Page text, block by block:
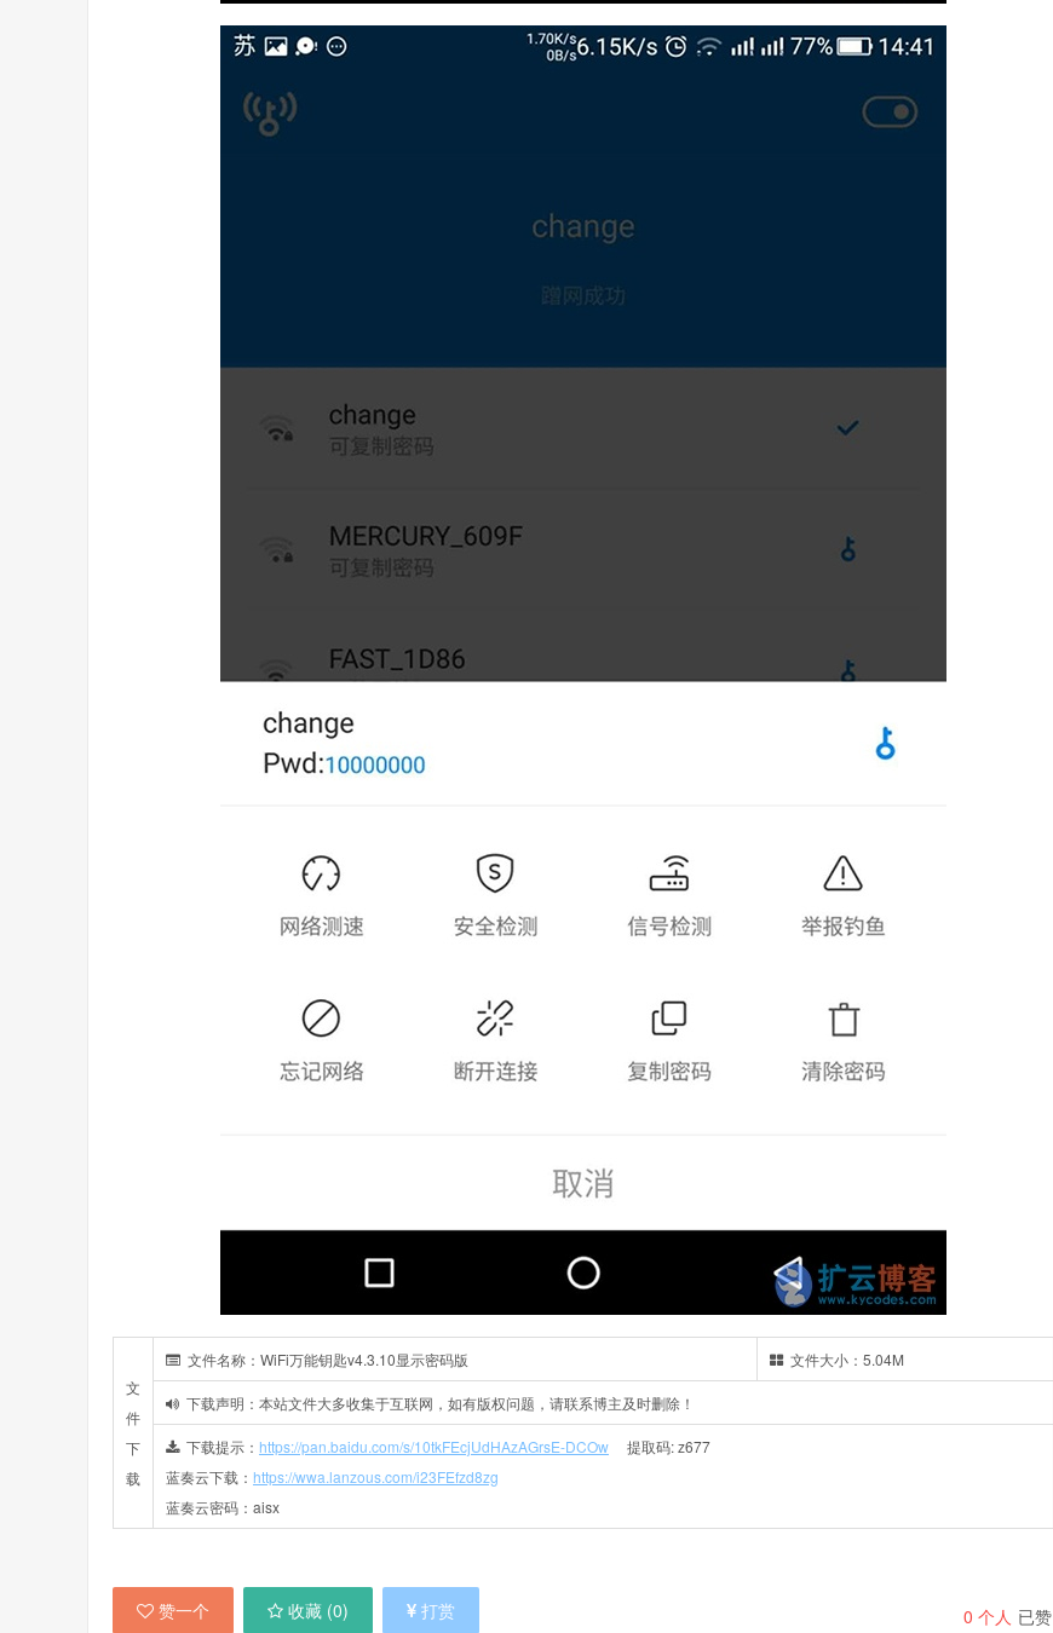
文
件
下
载
文件名称：WiFi万能钥匙v4.3.10显示密码版 文件大小：5.04M
下载声明：本站文件大多收集于互联网，如有版权问题，请联系博主及时删除！
下载提示： https://pan.baidu.com/s/10tkFEcjUdHAzAGrsE-DCOw
提取码: z677
蓝奏云下载： https://wwa.lanzous.com/i23FEfzd8zg
蓝奏云密码：aisx
0 个人 已赞
赞一个 收藏 (0) 打赏